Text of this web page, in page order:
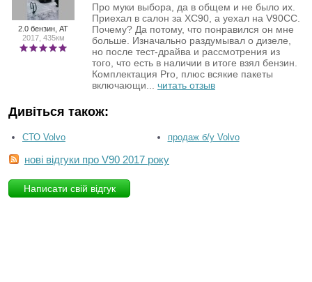
2.0 бензин, AT
2017, 435км
Про муки выбора, да в общем и не было их.
Приехал в салон за ХС90, а уехал на V90CC.
Почему? Да потому, что понравился он мне
больше. Изначально раздумывал о дизеле,
но после тест-драйва и рассмотрения из
того, что есть в наличии в итоге взял бензин.
Комплектация Pro, плюс всякие пакеты
включающи... читать отзыв
Дивіться також:
СТО Volvo продаж б/у Volvo
нові відгуки про V90 2017 року
Написати свій відгук